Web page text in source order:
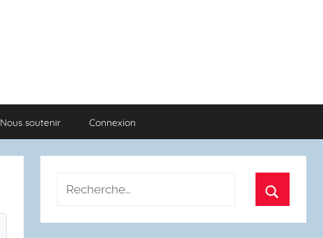
Nous soutenir Connexion
Recherche
: